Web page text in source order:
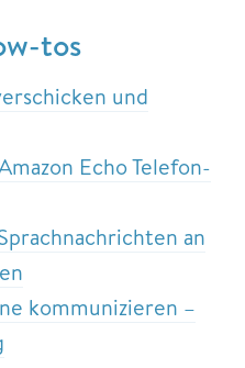
tos
und
Echo Telefon-
an
kommunizieren –